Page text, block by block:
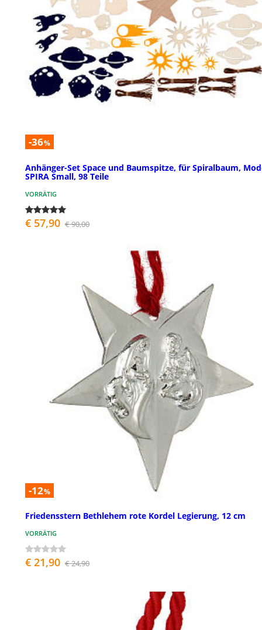
-36%
Anhänger-Set Space und Baumspitze, für Spiralbaum,
SPIRA Small, 98 Teile
VORRÄTIG
€ 57,90 € 90,00
-12%
Friedensstern Bethlehem rote Kordel Legierung, 12 cm
VORRÄTIG
€ 21,90 € 24,90